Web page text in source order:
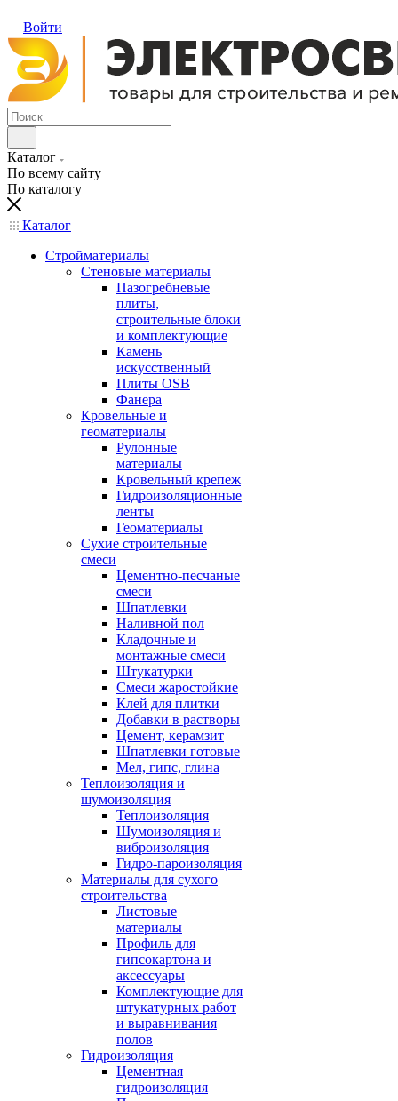
Войти
Каталог
По всему сайту
По каталогу
Каталог
Стройматериалы
Стеновые материалы
Пазогребневые
плиты,
строительные блоки
и комплектующие
Камень
искусственный
Плиты OSB
Фанера
Кровельные и
геоматериалы
Рулонные
материалы
Кровельный крепеж
Гидроизоляционные
ленты
Геоматериалы
Сухие строительные
смеси
Цементно-песчаные
смеси
Шпатлевки
Наливной пол
Кладочные и
монтажные смеси
Штукатурки
Смеси жаростойкие
Клей для плитки
Добавки в растворы
Цемент, керамзит
Шпатлевки готовые
Мел, гипс, глина
Теплоизоляция и
шумоизоляция
Теплоизоляция
Шумоизоляция и
виброизоляция
Гидро-пароизоляция
Материалы для сухого
строительства
Листовые
материалы
Профиль для
гипсокартона и
аксессуары
Комплектующие для
штукатурных работ
и выравнивания
полов
Гидроизоляция
Цементная
гидроизоляция